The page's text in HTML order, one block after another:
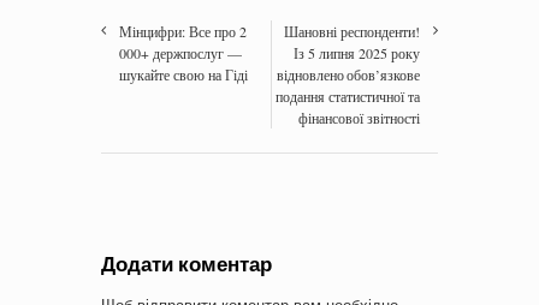
Мінцифри: Все про 2
000+ держпослуг —
шукайте свою на Гіді
Шановні респонденти!
Із 5 липня 2025 року
відновлено обов’язкове
подання статистичної та
фінансової звітності
Додати коментар